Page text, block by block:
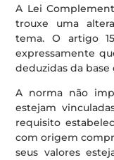
A Lei
trouxe uma
tema. O artigo
expressamente
deduzidas da base
A norma não
estejam
requisito
com origem
seus valores